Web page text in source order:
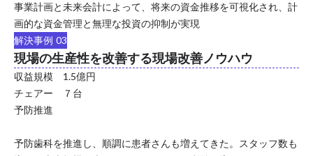
事業計画と未来会計によって、将来の資金推移を可視化され、計
画的な資金管理と無理な投資の抑制が実現
解決事例 03
現場の生産性を改善する現場改善ノウハウ
収益規模 1.5億円
チェアー ７台
予防推進
予防歯科を推進し、順調に患者さんも増えてきた。スタッフ数も